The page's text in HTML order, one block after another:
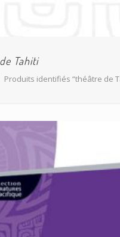
Tahiti
Produits identifiés “théâtre de